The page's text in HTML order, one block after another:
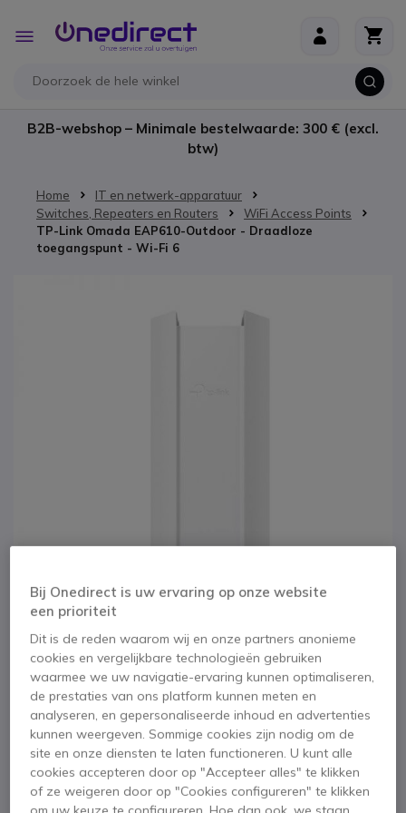
Toggle
Nav
B2B-webshop – Minimale bestelwaarde: 300 € (excl.
btw)
Home
IT en netwerk-apparatuur
Switches, Repeaters en Routers
WiFi Access Points
TP-Link Omada EAP610-Outdoor - Draadloze
toegangspunt - Wi-Fi 6
TP-Link Omada
EAP610-Outdoor -
Draadloze
Ga naar het begin van de afbeeldingen-gallerij
Bij Onedirect is uw ervaring op onze website
een prioriteit
Dit is de reden waarom wij en onze partners anonieme
cookies en vergelijkbare technologieën gebruiken
waarmee we uw navigatie-ervaring kunnen optimaliseren,
de prestaties van ons platform kunnen meten en
analyseren, en gepersonaliseerde inhoud en advertenties
kunnen weergeven. Sommige cookies zijn nodig om de
site en onze diensten te laten functioneren. U kunt alle
cookies accepteren door op "Accepteer alles" te klikken
of ze weigeren door op "Cookies configureren" te klikken